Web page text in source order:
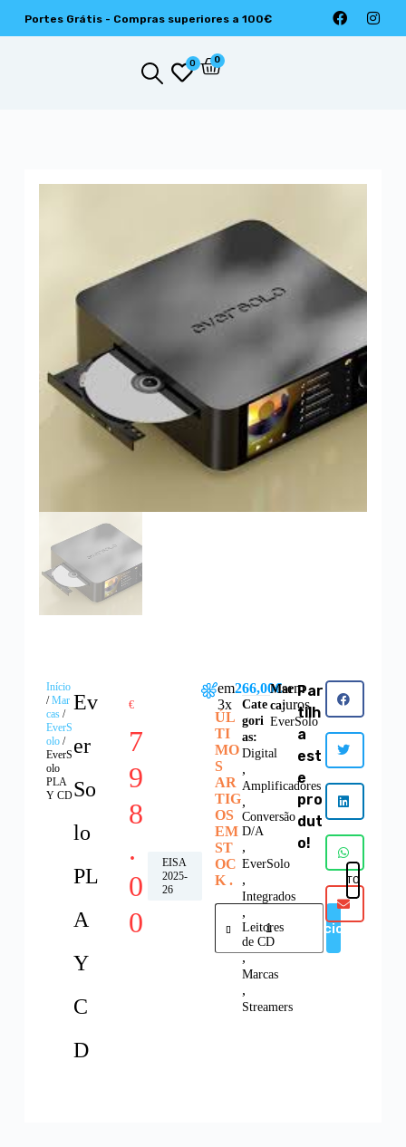
Portes Grátis - Compras superiores a 100€
0 0
Início
/Mar
cas/
EverS
olo/
EverS
olo
PLA
Y CD
Ev
er
So
lo
PL
A
Y
C
D
€
7
9
8
.
0
0
EISA
2025-
26
em
3x
266,00€sem
juros
ÚL
TI
MO
S
AR
TIG
OS
EM
ST
OC
K .
Adicionar
Cate
gori
as:
Digital
,
Amplificadores
,
Conversão
D/A
,
EverSolo
,
Integrados
,
Leitores
de CD
,
Marcas
,
Streamers
Mar
ca:
EverSolo
Par
tilh
a
est
e
pro
dut
o!
FAVORITOS